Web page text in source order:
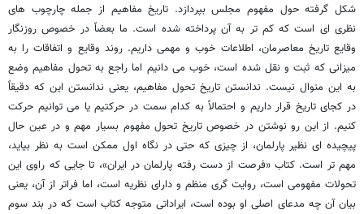
شکل گرفته حول مفهوم مجلس بپردازد. تاریخ مفاهیم از جمله چارچوب های
نظری ای است که کم تر به آن پرداخته شده است. ما بعضاً در خصوص روزنگار
وقایع تاریخ معاصرمان، اطلاعات خوب و مهمی داریم. روند وقایع و اتفاقات را به
میزانی که ثبت و نقل شده است، خوب می دانیم اما راجع به تحول مفاهیم وضع
به این منوال نیست. ندانستن تاریخ تحول مفاهیم، یعنی ندانستن این که دقیقاً
در کجای تاریخ قرار داریم و احتمالاً به کدام سمت در حرکتیم یا می توانیم حرکت
کنیم. از این رو نوشتن در خصوص تاریخ تحول مفهوم بسیار مهم و در عین حال
پیچیده ای نظیر پارلمان، از چیزی که حتی در نگاه اول ممکن است به نظر بیاید،
مهم تر است. کتاب «فرصت از دست رفته پارلمان در ایران»، تا جایی که راوی این
تحولات مفهومی است، روایت گری منظم و دارای نظریه است، اما فراتر از آن، یعنی
بیان آن چه مدعای اصلی او بوده است، ایراداتی متوجه کتاب است که در بند سوم